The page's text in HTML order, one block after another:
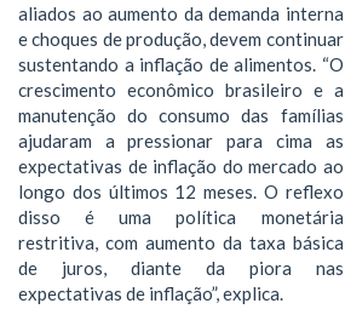
aliados ao aumento da demanda interna
e choques de produção, devem continuar
sustentando a inflação de alimentos. “O
crescimento econômico brasileiro e a
manutenção do consumo das famílias
ajudaram a pressionar para cima as
expectativas de inflação do mercado ao
longo dos últimos 12 meses. O reflexo
disso é uma política monetária
restritiva, com aumento da taxa básica
de juros, diante da piora nas
expectativas de inflação”, explica.